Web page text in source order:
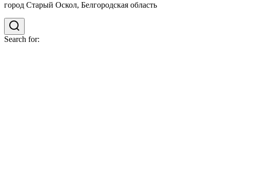
город Старый Оскол, Белгородская область
Search for: